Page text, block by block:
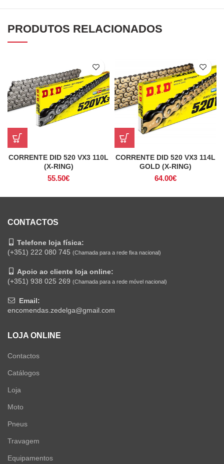
PRODUTOS RELACIONADOS
CORRENTE DID 520 VX3 110L
(X-RING)
55.50€
CORRENTE DID 520 VX3 114L
GOLD (X-RING)
64.00€
CONTACTOS
Telefone loja física:
(+351) 222 080 745 (Chamada para a rede fixa nacional)
Apoio ao cliente loja online:
(+351) 938 025 269 (Chamada para a rede móvel nacional)
Email:
encomendas.zedelga@gmail.com
LOJA ONLINE
Contactos
Catálogos
Loja
Moto
Pneus
Travagem
Equipamentos